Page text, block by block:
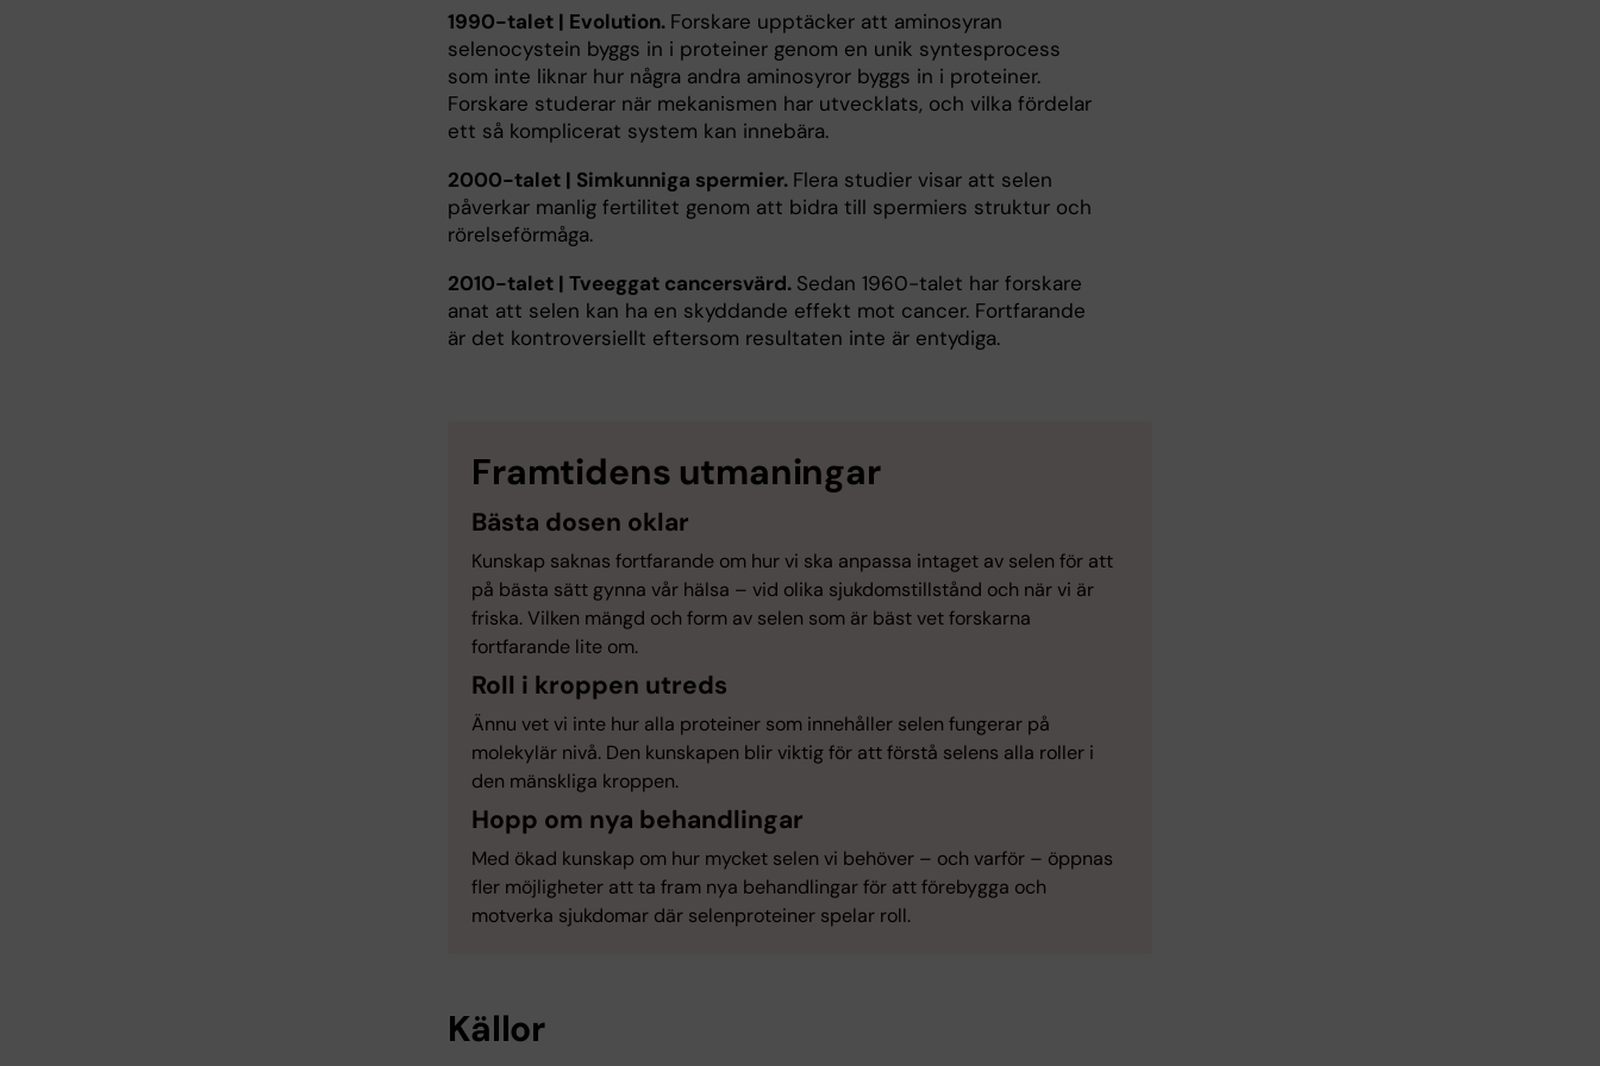
1990-talet | Evolution. Forskare upptäcker att aminosyran
selenocystein byggs in i proteiner genom en unik syntesprocess
som inte liknar hur några andra aminosyror byggs in i proteiner.
Forskare studerar när mekanismen har utvecklats, och vilka fördelar
ett så komplicerat system kan innebära.
2000-talet | Simkunniga spermier. Flera studier visar att selen
påverkar manlig fertilitet genom att bidra till spermiers struktur och
rörelseförmåga.
2010-talet | Tveeggat cancersvärd. Sedan 1960-talet har forskare
anat att selen kan ha en skyddande effekt mot cancer. Fortfarande
är det kontroversiellt eftersom resultaten inte är entydiga.
Framtidens utmaningar
Bästa dosen oklar
Kunskap saknas fortfarande om hur vi ska anpassa intaget av selen för att
på bästa sätt gynna vår hälsa – vid olika sjukdomstillstånd och när vi är
friska. Vilken mängd och form av selen som är bäst vet forskarna
fortfarande lite om.
Roll i kroppen utreds
Ännu vet vi inte hur alla proteiner som innehåller selen fungerar på
molekylär nivå. Den kunskapen blir viktig för att förstå selens alla roller i
den mänskliga kroppen.
Hopp om nya behandlingar
Med ökad kunskap om hur mycket selen vi behöver – och varför – öppnas
fler möjligheter att ta fram nya behandlingar för att förebygga och
motverka sjukdomar där selenproteiner spelar roll.
Källor